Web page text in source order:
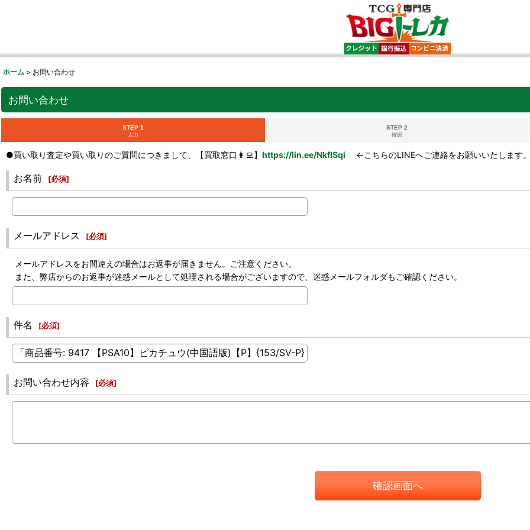
ホーム > お問い合わせ
お問い合わせ
STEP 1
入力
STEP 2
確認
●買い取り査定や買い取りのご質問につきまして、【買取窓口👩‍💻】 https://lin.ee/NkflSqi ←こちらのLINEへご連絡をお願いいたします。
お名前 [必須]
メールアドレス [必須]
メールアドレスをお間違えの場合はお返事が届きません。ご注意ください。
また、弊店からのお返事が迷惑メールとして処理される場合がございますので、迷惑メールフォルダもご確認ください。
件名 [必須]
お問い合わせ内容 [必須]
確認画面へ